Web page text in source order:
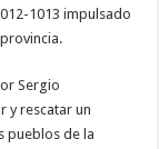
1013 impulsado
Sergio
y rescatar un
pueblos de la